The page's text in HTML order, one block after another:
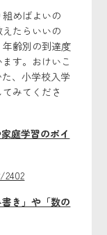
めばよいの
たらいいの
齢別の到達度
す。おけいこ
、小学校入学
みてくださ
庭学習のポイ
き」や「数の